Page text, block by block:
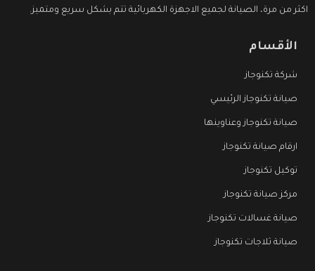
اكثر من مرة، الصيانة لجميع الاجهزة الكهربائية تتم بشكل سريع ومتميز.
الأقسام
شركة تكنوجاز
صيانة تكنوجاز الرئيسي
صيانة تكنوجاز وعناوينها
ارقام صيانة تكنوجاز
توكيل تكنوجاز
مركز صيانة تكنوجاز
صيانة غسالات تكنوجاز
صيانة ثلاجات تكنوجاز